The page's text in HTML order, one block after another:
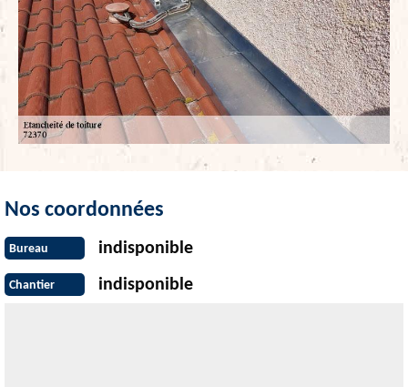
Nos coordonnées
Bureau indisponible
Chantier indisponible